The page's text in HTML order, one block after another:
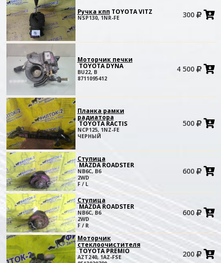
Ручка кпп TOYOTA VITZ
NSP130, 1NR-FE 300
Моторчик печки
TOYOTA DYNA
BU22, B
8711095412
4 500
Планка рамки
радиатора
TOYOTA RACTIS
NCP125, 1NZ-FE
ЧЕРНЫЙ
500
Ступица
MAZDA ROADSTER
NB6C, B6
2WD
F / L
600
Ступица
MAZDA ROADSTER
NB6C, B6
2WD
F / R
600
Моторчик
стеклоочистителя
TOYOTA PREMIO
AZT240, 1AZ-FSE
200